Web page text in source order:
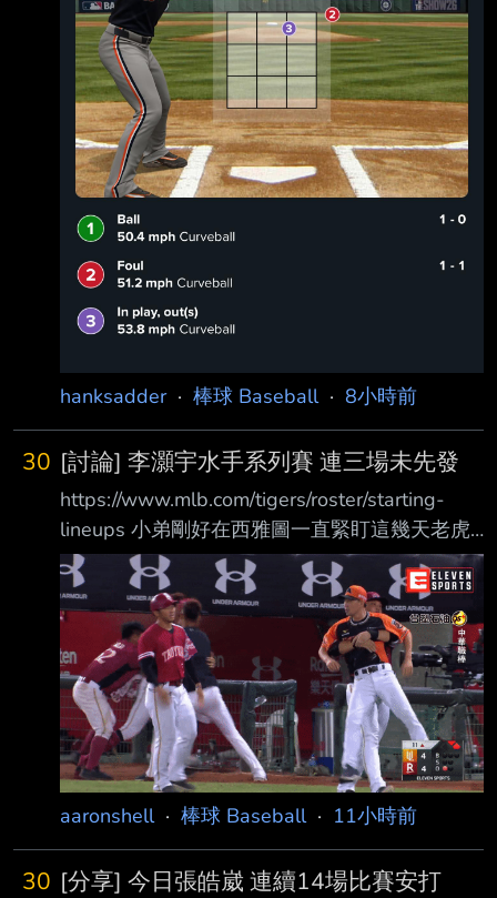
hanksadder· 棒球 Baseball· 8小時前
30 [討論] 李灝宇水手系列賽 連三場未先發
https://www.mlb.com/tigers/roster/starting-
lineups 小弟剛好在西雅圖一直緊盯這幾天老虎
先發名單，想說要進場支持一下 結果水手五個
輪值都是右投，看起來灝宇還是機會不多，這三
場都沒先發 如上篇LIVE文提到 其實就是老虎傷
兵陸續歸隊，跟還是優先給高薪資深選手 競爭
對手最近也比較火燙QQ 希望灝宇繼續加油 --
誰在一壘 Ver.2017 經典賽中華隊
http://i.imgur.com/iXIaooq.gif 2020 大餅起飛
https://i.imgu
aaronshell· 棒球 Baseball· 11小時前
30 [分享] 今日張皓崴 連續14場比賽安打